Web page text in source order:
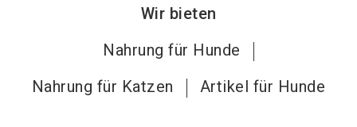
Wir bieten
Nahrung für Hunde
Nahrung für Katzen
Artikel für Hunde